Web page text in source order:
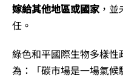
嫁給其他地區或國家 ，
任。
綠色和平國際生物多樣
為：「碳市場是一場氣